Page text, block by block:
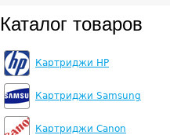
Каталог товаров
Картриджи HP
Картриджи Samsung
Картриджи Canon